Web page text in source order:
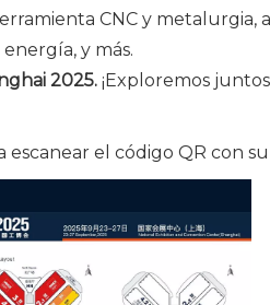
CNC y
y más.
2025. ¡Exploremos
escanear el código QR con